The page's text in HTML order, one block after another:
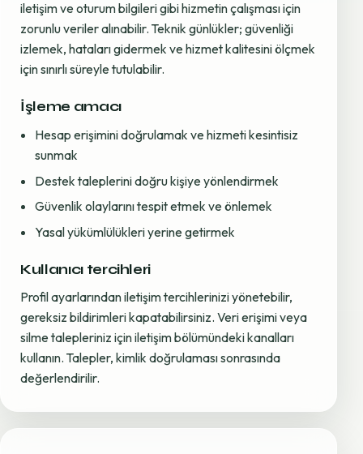
iletişim ve oturum bilgileri gibi hizmetin çalışması için
zorunlu veriler alınabilir. Teknik günlükler; güvenliği
izlemek, hataları gidermek ve hizmet kalitesini ölçmek
için sınırlı süreyle tutulabilir.
İşleme amacı
Hesap erişimini doğrulamak ve hizmeti kesintisiz
sunmak
Destek taleplerini doğru kişiye yönlendirmek
Güvenlik olaylarını tespit etmek ve önlemek
Yasal yükümlülükleri yerine getirmek
Kullanıcı tercihleri
Profil ayarlarından iletişim tercihlerinizi yönetebilir,
gereksiz bildirimleri kapatabilirsiniz. Veri erişimi veya
silme talepleriniz için iletişim bölümündeki kanalları
kullanın. Talepler, kimlik doğrulaması sonrasında
değerlendirilir.